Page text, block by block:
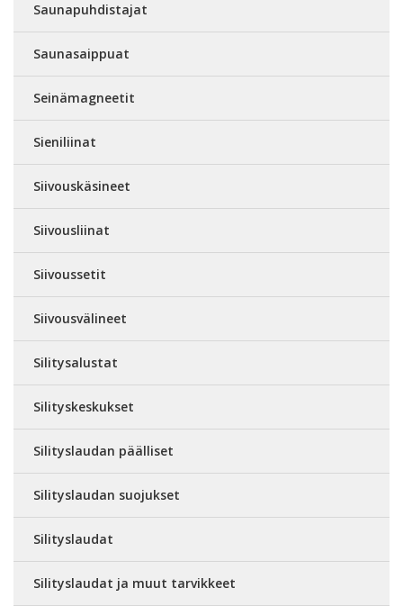
Saunapuhdistajat
Saunasaippuat
Seinämagneetit
Sieniliinat
Siivouskäsineet
Siivousliinat
Siivoussetit
Siivousvälineet
Silitysalustat
Silityskeskukset
Silityslaudan päälliset
Silityslaudan suojukset
Silityslaudat
Silityslaudat ja muut tarvikkeet